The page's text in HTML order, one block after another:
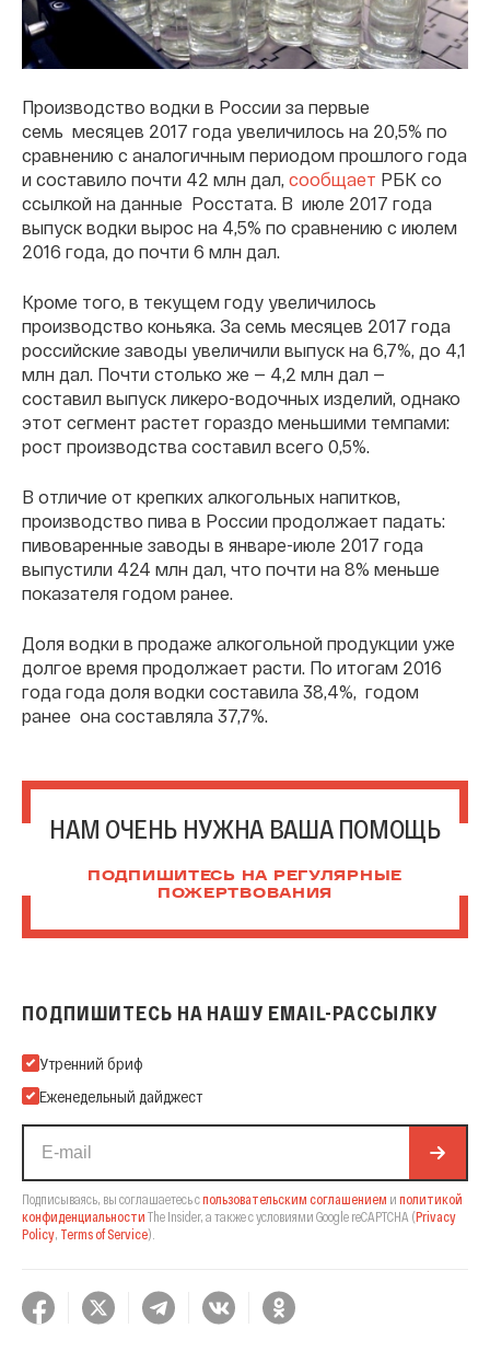
Производство водки в России за первые
семь месяцев 2017 года увеличилось на 20,5% по
сравнению с аналогичным периодом прошлого года
и составило почти 42 млн дал, сообщает РБК со
ссылкой на данные Росстата. В июле 2017 года
выпуск водки вырос на 4,5% по сравнению с июлем
2016 года, до почти 6 млн дал.
Кроме того, в текущем году увеличилось
производство коньяка. За семь месяцев 2017 года
российские заводы увеличили выпуск на 6,7%, до 4,1
млн дал. Почти столько же — 4,2 млн дал —
составил выпуск ликеро-водочных изделий, однако
этот сегмент растет гораздо меньшими темпами:
рост производства составил всего 0,5%.
В отличие от крепких алкогольных напитков,
производство пива в России продолжает падать:
пивоваренные заводы в январе-июле 2017 года
выпустили 424 млн дал, что почти на 8% меньше
показателя годом ранее.
Доля водки в продаже алкогольной продукции уже
долгое время продолжает расти. По итогам 2016
года года доля водки составила 38,4%, годом
ранее она составляла 37,7%.
НАМ ОЧЕНЬ НУЖНА ВАША ПОМОЩЬ
ПОДПИШИТЕСЬ НА РЕГУЛЯРНЫЕ
ПОЖЕРТВОВАНИЯ
ПОДПИШИТЕСЬ НА НАШУ EMAIL-РАССЫЛКУ
Подпишитесь на нашу Email-рассылку
Утренний бриф
Еженедельный дайджест
Подписываясь, вы соглашаетесь спользовательским соглашением и политикой
конфиденциальности The Insider, а также с условиями Google reCAPTCHA (Privacy
Policy, Terms of Service).